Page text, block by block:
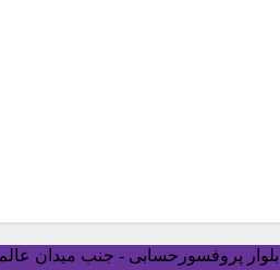
بلوار پروفسورحسابی - جنب میدان